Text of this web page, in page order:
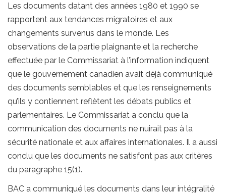
Les documents datant des années 1980 et 1990 se
rapportent aux tendances migratoires et aux
changements survenus dans le monde. Les
observations de la partie plaignante et la recherche
effectuée par le Commissariat à l’information indiquent
que le gouvernement canadien avait déjà communiqué
des documents semblables et que les renseignements
qu’ils y contiennent reflètent les débats publics et
parlementaires. Le Commissariat a conclu que la
communication des documents ne nuirait pas à la
sécurité nationale et aux affaires internationales. Il a aussi
conclu que les documents ne satisfont pas aux critères
du paragraphe 15(1).
BAC a communiqué les documents dans leur intégralité